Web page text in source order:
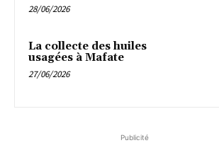
28/06/2026
La collecte des huiles
usagées à Mafate
27/06/2026
Publicité